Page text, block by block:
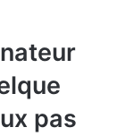
pas